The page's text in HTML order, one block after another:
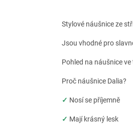
Stylové náušnice ze
Jsou vhodné pro
Pohled na náušnice
Proč náušnice Dalia?
✓ Nosí se příjemně
✓ Mají krásný lesk